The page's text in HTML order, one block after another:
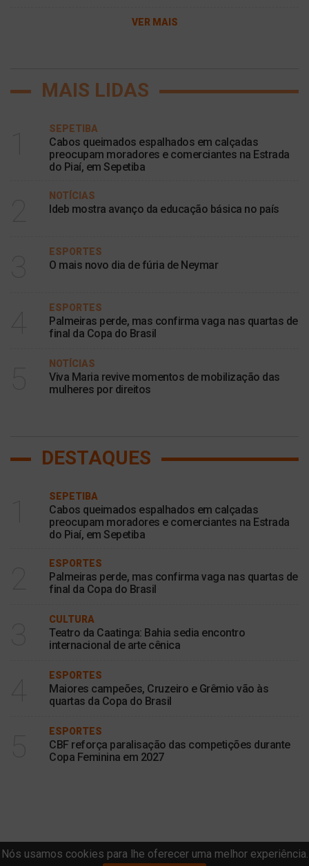
Nós usamos cookies para lhe oferecer uma melhor experiência.
VER MAIS
MAIS LIDAS
SEPETIBA
Cabos queimados espalhados em calçadas
preocupam moradores e comerciantes na Estrada
do Piaí, em Sepetiba
NOTÍCIAS
Ideb mostra avanço da educação básica no país
ESPORTES
O mais novo dia de fúria de Neymar
ESPORTES
Palmeiras perde, mas confirma vaga nas quartas de
final da Copa do Brasil
NOTÍCIAS
Viva Maria revive momentos de mobilização das
mulheres por direitos
DESTAQUES
SEPETIBA
Cabos queimados espalhados em calçadas
preocupam moradores e comerciantes na Estrada
do Piaí, em Sepetiba
ESPORTES
Palmeiras perde, mas confirma vaga nas quartas de
final da Copa do Brasil
CULTURA
Teatro da Caatinga: Bahia sedia encontro
internacional de arte cênica
ESPORTES
Maiores campeões, Cruzeiro e Grêmio vão às
quartas da Copa do Brasil
ESPORTES
CBF reforça paralisação das competições durante
Copa Feminina em 2027